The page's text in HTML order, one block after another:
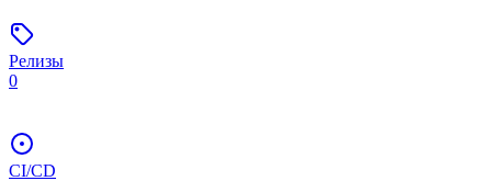
Релизы
0
CI/CD